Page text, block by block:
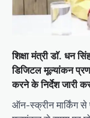
शिक्षा मंत्री डाॅ. धन
डिजिटल मूल्यांकन
करने के निर्देश जारी
ऑन-स्क्रीन मार्किंग से